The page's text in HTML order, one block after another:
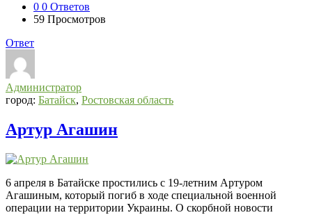
0 0 Ответов
59 Просмотров
Ответ
Администратор
город: Батайск, Ростовская область
Артур Агашин
6 апреля в Батайске простились с 19-летним Артуром
Агашиным, который погиб в ходе специальной военной
операции на территории Украины. О скорбной новости